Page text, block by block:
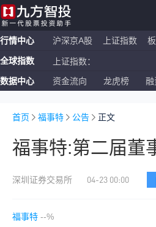
行情中心 沪深京A股 上证指数
全球指数 上证指数：
恒生指数：
数据中心 资金流向 龙虎榜 融
首页 福事特 公告 正文
福事特:第二届董
深圳证券交易所 04-23 00:00
福事特 --%